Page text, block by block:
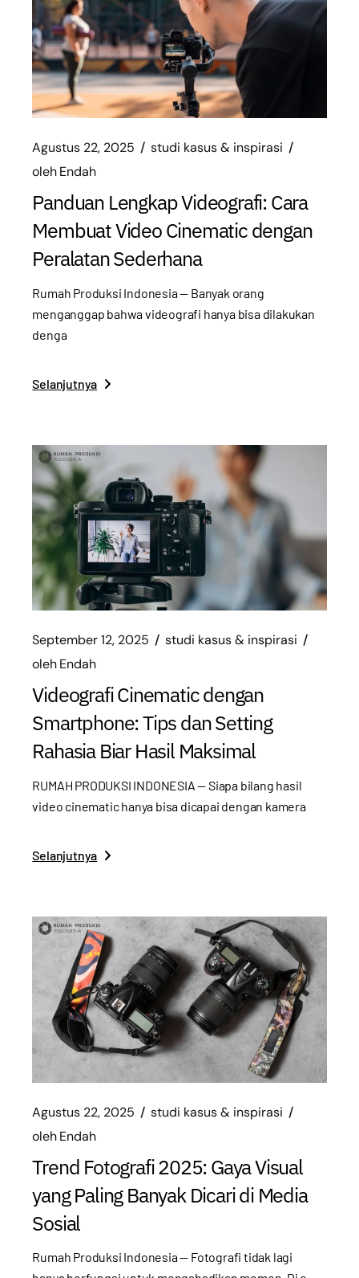
Agustus 22, 2025
studi kasus & inspirasi
olehEndah
Panduan Lengkap Videografi: Cara
Membuat Video Cinematic dengan
Peralatan Sederhana
Rumah Produksi Indonesia — Banyak orang
menganggap bahwa videografi hanya bisa dilakukan
denga
Selanjutnya
September 12, 2025
studi kasus & inspirasi
olehEndah
Videografi Cinematic dengan
Smartphone: Tips dan Setting
Rahasia Biar Hasil Maksimal
RUMAH PRODUKSI INDONESIA — Siapa bilang hasil
video cinematic hanya bisa dicapai dengan kamera
Selanjutnya
Agustus 22, 2025
studi kasus & inspirasi
olehEndah
Trend Fotografi 2025: Gaya Visual
yang Paling Banyak Dicari di Media
Sosial
Rumah Produksi Indonesia — Fotografi tidak lagi